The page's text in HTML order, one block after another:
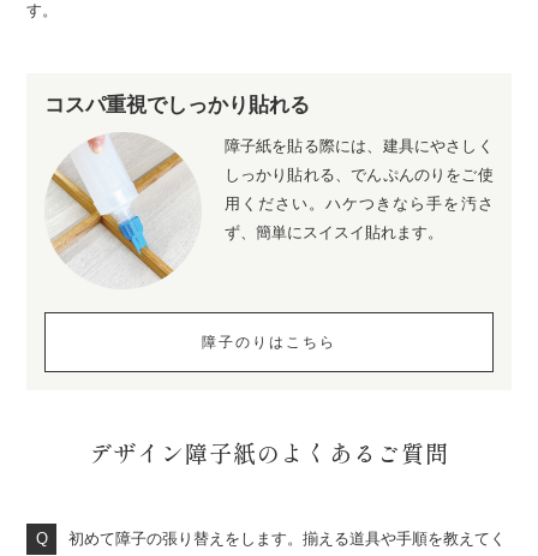
す。
コスパ重視でしっかり貼れる
障子紙を貼る際には、建具にやさしく
しっかり貼れる、でんぷんのりをご使
用ください。ハケつきなら手を汚さ
ず、簡単にスイスイ貼れます。
障子のりはこちら
デザイン障子紙のよくあるご質問
初めて障子の張り替えをします。揃える道具や手順を教えてく